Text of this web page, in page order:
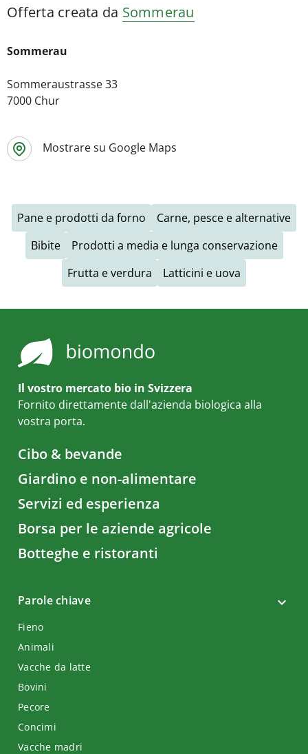
Offerta creata da Sommerau
Sommerau
Sommeraustrasse 33
7000 Chur
Mostrare su Google Maps
Pane e prodotti da forno
Carne, pesce e alternative
Bibite
Prodotti a media e lunga conservazione
Frutta e verdura
Latticini e uova
Il vostro mercato bio in Svizzera
Fornito direttamente dall'azienda biologica alla
vostra porta.
Cibo & bevande
Giardino e non-alimentare
Servizi ed esperienza
Borsa per le aziende agricole
Botteghe e ristoranti
Parole chiave
Fieno
Animali
Vacche da latte
Bovini
Pecore
Concimi
Vacche madri